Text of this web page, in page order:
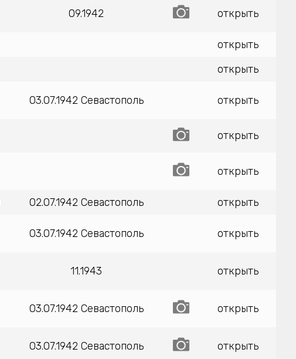
09.1942 открыть
открыть
открыть
03.07.1942 Севастополь открыть
открыть
открыть
02.07.1942 Севастополь открыть
03.07.1942 Севастополь открыть
11.1943 открыть
03.07.1942 Севастополь открыть
03.07.1942 Севастополь открыть